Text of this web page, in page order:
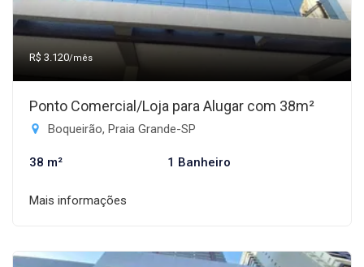
R$ 3.120/mês
Ponto Comercial/Loja para Alugar com 38m²
Boqueirão, Praia Grande-SP
38 m² 1 Banheiro
Mais informações